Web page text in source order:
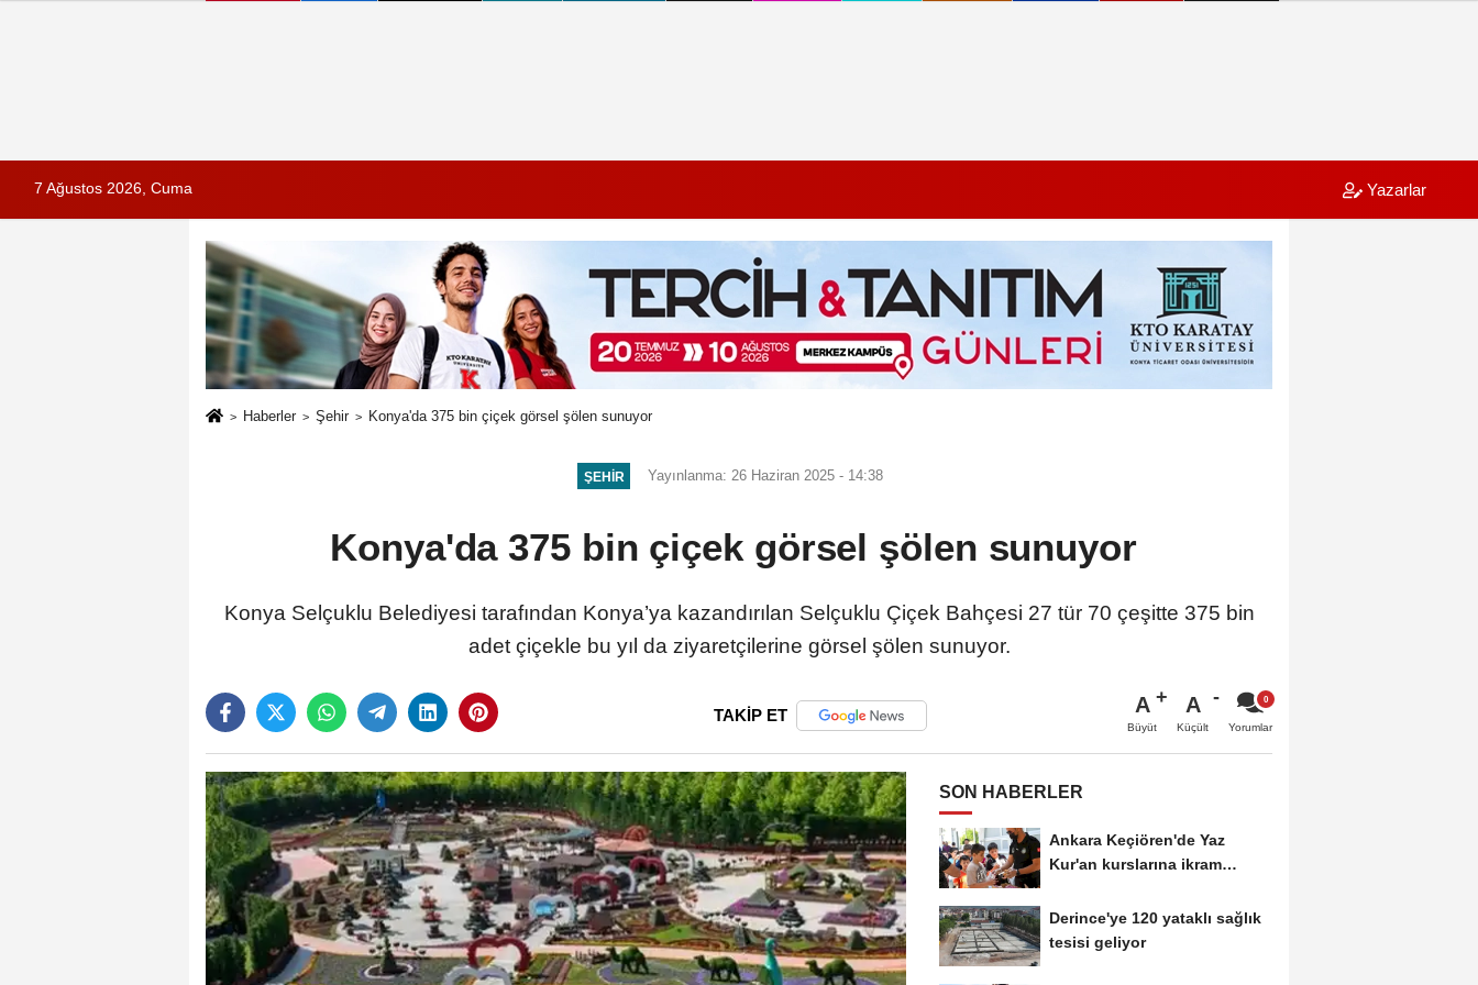
7 Ağustos 2026, Cuma Yazarlar
Haberler Şehir Konya'da 375 bin çiçek görsel şölen sunuyor
ŞEHIR Yayınlanma: 26 Haziran 2025 - 14:38
Konya'da 375 bin çiçek görsel şölen sunuyor
Konya Selçuklu Belediyesi tarafından Konya’ya kazandırılan Selçuklu Çiçek Bahçesi 27 tür 70 çeşitte 375 bin
adet çiçekle bu yıl da ziyaretçilerine görsel şölen sunuyor.
TAKİP ET A
Büyüt
A
Küçült Yorumlar
SON HABERLER
Ankara Keçiören'de Yaz
Kur'an kurslarına ikram
Derince'ye 120 yataklı sağlık
tesisi geliyor